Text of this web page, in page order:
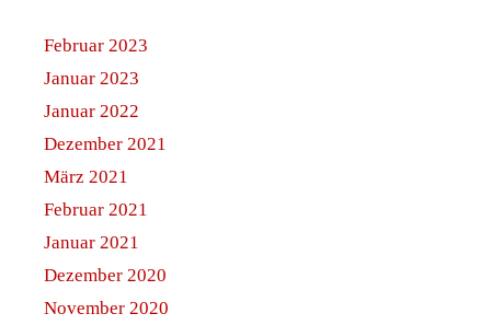
Februar 2023
Januar 2023
Januar 2022
Dezember 2021
März 2021
Februar 2021
Januar 2021
Dezember 2020
November 2020